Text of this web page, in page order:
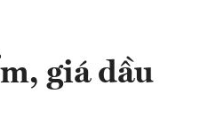
giá dầu